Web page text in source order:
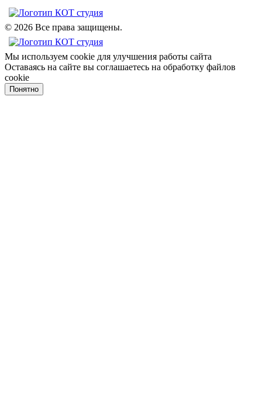
© 2026 Все права защищены.
Мы используем cookie для улучшения работы сайта
Оставаясь на сайте вы соглашаетесь на обработку файлов
cookie
Понятно